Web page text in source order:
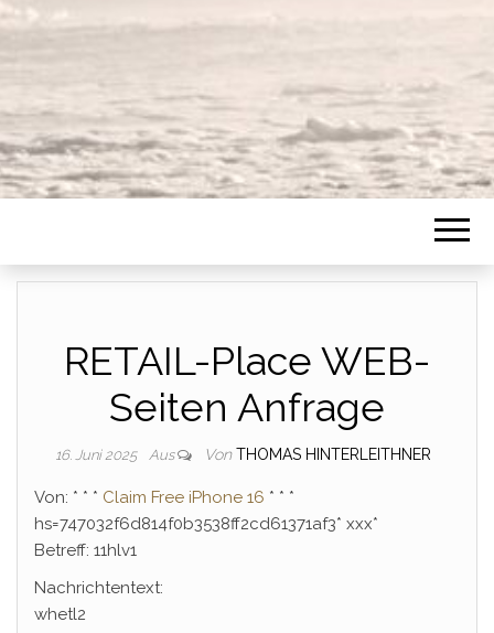
RETAIL-Place WEB-
Seiten Anfrage
16. Juni 2025 Aus Von THOMAS HINTERLEITHNER
Von: * * * Claim Free iPhone 16 * * *
hs=747032f6d814f0b3538ff2cd61371af3* ххх*
Betreff: 11hlv1
Nachrichtentext:
whetl2